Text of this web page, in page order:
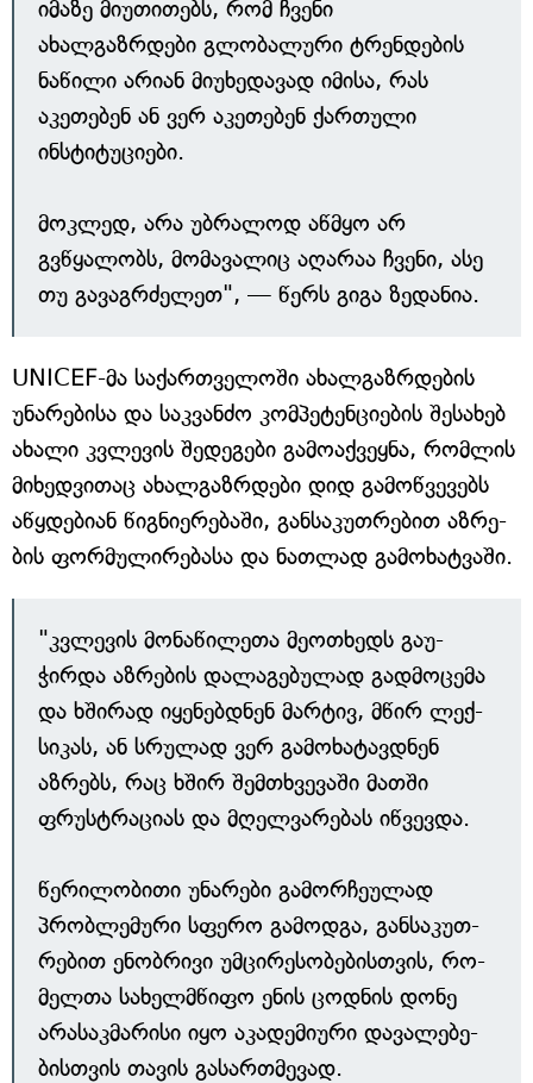
იმაზე მიუთითებს, რომ ჩვენი
ახალგაზრდები გლობალური ტრენდების
ნაწილი არიან მიუხედავად იმისა, რას
აკეთებენ ან ვერ აკეთებენ ქართული
ინსტიტუციები.
მოკლედ, არა უბრალოდ აწმყო არ
გვწყალობს, მომავალიც აღარაა ჩვენი, ასე
თუ გავაგრძელეთ", — წერს გიგა ზედანია.
UNICEF-მა საქართველოში ახალგაზრდების
უნარებისა და საკვანძო კომპეტენციების შესახებ
ახალი კვლევის შედეგები გამოაქვეყნა, რომლის
მიხედვითაც ახალ­გაზ­რ­დე­ბი დიდ გა­მოწ­ვე­ვებს
აწყ­დე­ბიან წიგ­ნი­ე­რე­ბა­ში, გან­სა­კუთ­რე­ბით აზ­რე­
ბის ფორ­მუ­ლი­რე­ბა­სა და ნათ­ლად გა­მო­ხატ­ვაში.
"კვლე­ვის მო­ნა­წი­ლე­თა მე­ოთხედს გა­უ­
ჭირდა აზ­რე­ბის და­ლა­გე­ბუ­ლად გად­მო­ცე­მა
და ხში­რად იყე­ნებ­დ­ნენ მარ­ტივ, მწირ ლექ­
სიკას, ან სრუ­ლად ვერ გა­მო­ხა­ტავ­დ­ნენ
აზრებს, რაც ხშირ შემ­თხ­ვე­ვა­ში მათ­ში
ფრუს­ტრა­ცი­ას და მღელ­ვა­რე­ბას იწ­ვევ­და.
წე­რი­ლო­ბი­თი უნა­რე­ბი გა­მორ­ჩე­უ­ლად
პრობლე­მუ­რი სფე­რო გა­მოდ­გა, გან­სა­კუთ­
რე­ბით ენობ­რი­ვი უმ­ცი­რე­სო­ბე­ბის­თ­ვის, რო­
მელ­თა სა­ხელ­მ­წი­ფო ენის ცოდ­ნის დო­ნე
არა­საკ­მარი­სი იყო აკა­დე­მი­უ­რი და­ვა­ლე­ბე­
ბის­თ­ვის თა­ვის გა­სარ­თ­მე­ვად.